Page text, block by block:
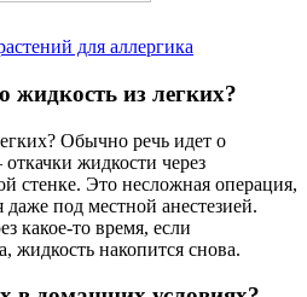
для аллергика
из легких?
Обычно речь идет о
жидкости через
стенке. Это несложная операция,
под местной анестезией.
какое-то время, если
жидкость накопится снова.